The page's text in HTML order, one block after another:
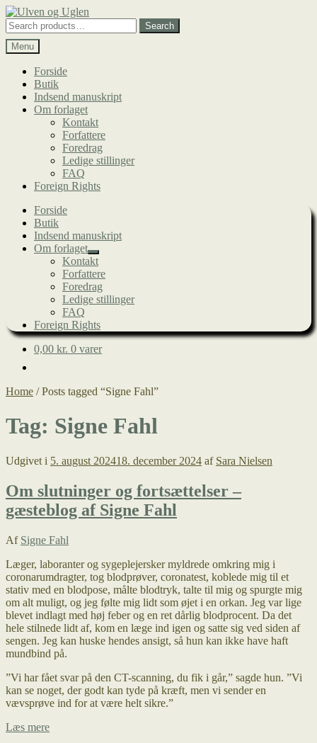
Spring
til
navigation
Spring
til
indhold
Search
for:
Search
Menu
Forside
Butik
Indsend manuskript
Om forlaget
Kontakt
Forfattere
Foredrag
Ledige stillinger
FAQ
Foreign Rights
Forside
Butik
Indsend manuskript
Om forlaget
Udfold
undermenu
Kontakt
Forfattere
Foredrag
Ledige stillinger
FAQ
Foreign Rights
0,00 kr. 0 varer
Home /Posts tagged “Signe Fahl”
Tag: Signe Fahl
Udgivet i 5. august 202418. december 2024 af Sara Nielsen
Om slutninger og fortsættelser –
gæsteblog af Signe Fahl
Af Signe Fahl
Læger, laboranter og sygeplejersker myldrede omkring mig i
coronarumdragter, tog blodprøver, coronatest, koblede mig til et
stativ med en blodpose, målte blodtryk, talte til mig og spurgte mig
om alt muligt, og jeg følte mig lidt som øjet i en orkan. Jeg var lige
blevet indlagt med høj feber og en ret dårlig blodprocent. Da det
hele stilnede lidt af, kom en læge ind igen og satte sig ved siden af
sengen. Jeg kan huske hendes ansigt, så hun kan ikke have haft
mundbind på.
”Vi har fået svar på den CT-scanning, du fik i går,” sagde hun. ”Vi
kan se noget, der godt kan tyde på kræft, men vi sender en
vævsprøve ind for at være helt sikre.”
Læs mereOm